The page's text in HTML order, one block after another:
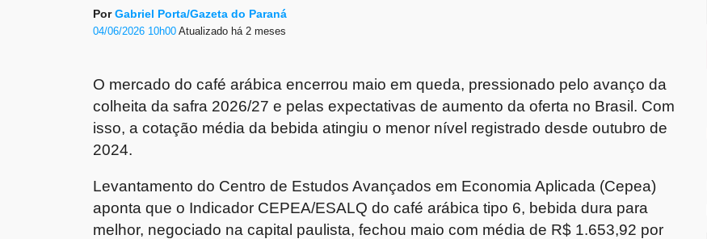
PorGabriel Porta/Gazeta do Paraná
04/06/2026 10h00Atualizado há 2 meses
O mercado do café arábica encerrou maio em queda, pressionado pelo avanço da
colheita da safra 2026/27 e pelas expectativas de aumento da oferta no Brasil. Com
isso, a cotação média da bebida atingiu o menor nível registrado desde outubro de
2024.
Levantamento do Centro de Estudos Avançados em Economia Aplicada (Cepea)
aponta que o Indicador CEPEA/ESALQ do café arábica tipo 6, bebida dura para
melhor, negociado na capital paulista, fechou maio com média de R$ 1.653,92 por